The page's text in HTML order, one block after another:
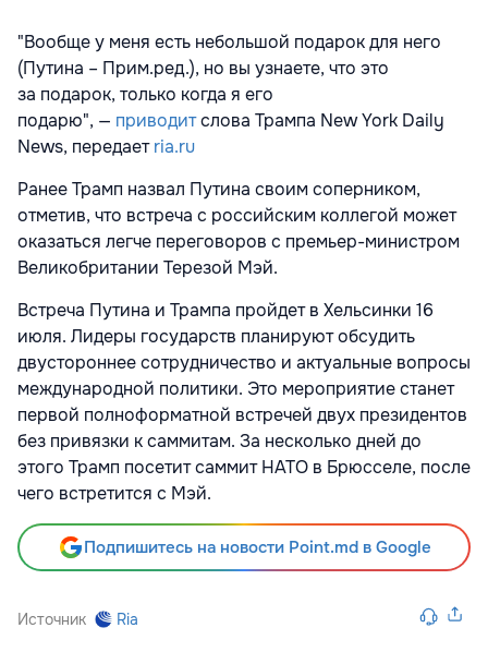
"Вообще у меня есть небольшой подарок для него
(Путина – Прим.ред.), но вы узнаете, что это
за подарок, только когда я его
подарю", — приводитслова Трампа New York Daily
News, передаетria.ru
Ранее Трамп назвал Путина своим соперником,
отметив, что встреча с российским коллегой может
оказаться легче переговоров с премьер-министром
Великобритании Терезой Мэй.
Встреча Путина и Трампа пройдет в Хельсинки 16
июля. Лидеры государств планируют обсудить
двустороннее сотрудничество и актуальные вопросы
международной политики. Это мероприятие станет
первой полноформатной встречей двух президентов
без привязки к саммитам. За несколько дней до
этого Трамп посетит саммит НАТО в Брюсселе, после
чего встретится с Мэй.
Подпишитесь на новости Point.md в Google
Источник Ria